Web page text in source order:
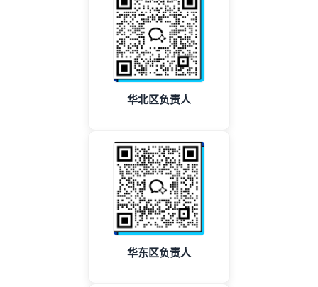
华北区负责人
华东区负责人